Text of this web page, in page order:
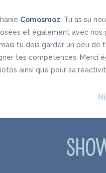
Comosmoz . Tu as su
et également avec nos
tu dois garder un peu de
tes compétences. Merci
ainsi que pour sa